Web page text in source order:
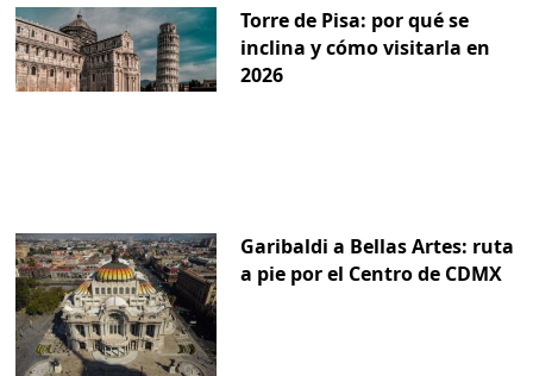
Torre de Pisa: por qué se
inclina y cómo visitarla en
2026
Garibaldi a Bellas Artes: ruta
a pie por el Centro de CDMX